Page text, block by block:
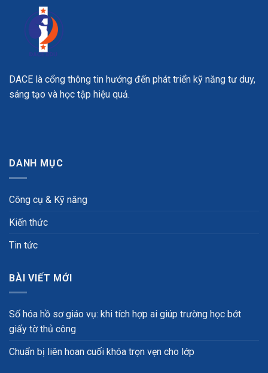
DACE là cổng thông tin hướng đến phát triển kỹ năng tư duy,
sáng tạo và học tập hiệu quả.
DANH MỤC
Công cụ & Kỹ năng
Kiến thức
Tin tức
BÀI VIẾT MỚI
Số hóa hồ sơ giáo vụ: khi tích hợp ai giúp trường học bớt
giấy tờ thủ công
Chuẩn bị liên hoan cuối khóa trọn vẹn cho lớp